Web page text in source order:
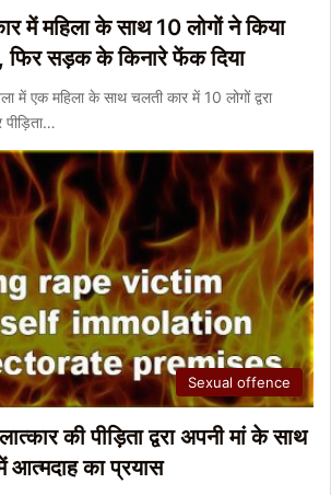
में महिला के साथ 10 लोगों ने किया
फिर सड़क के किनारे फेंक दिया
में एक महिला के साथ चलती कार में 10 लोगों द्वरा
Sexual offence
की पीड़िता द्वरा अपनी मां के साथ
आत्मदाह का प्रयास